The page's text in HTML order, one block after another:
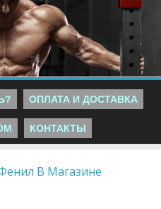
ОПЛАТА И ДОСТАВКА
КОНТАКТЫ
В Магазине